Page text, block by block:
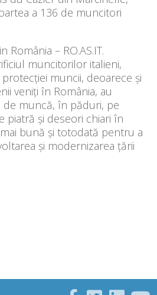
a 136 de muncitori
România – RO.AS.IT.
muncitorilor italieni,
muncii, deoarece și
veniți în România, au
muncă, în păduri, pe
piatră și deseori chiari în
bună și totodată pentru a
și modernizarea țării